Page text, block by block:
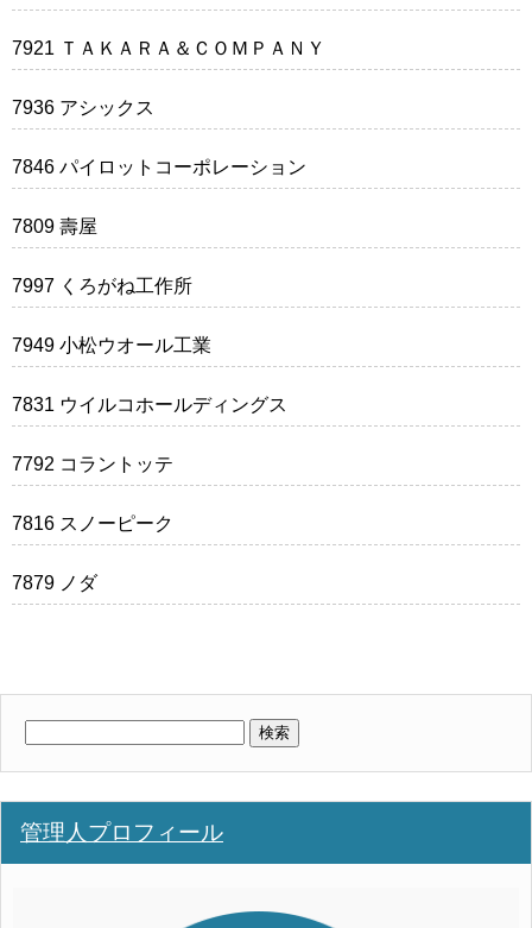
7921 ＴＡＫＡＲＡ＆ＣＯＭＰＡＮＹ
7936 アシックス
7846 パイロットコーポレーション
7809 壽屋
7997 くろがね工作所
7949 小松ウオール工業
7831 ウイルコホールディングス
7792 コラントッテ
7816 スノーピーク
7879 ノダ
管理人プロフィール